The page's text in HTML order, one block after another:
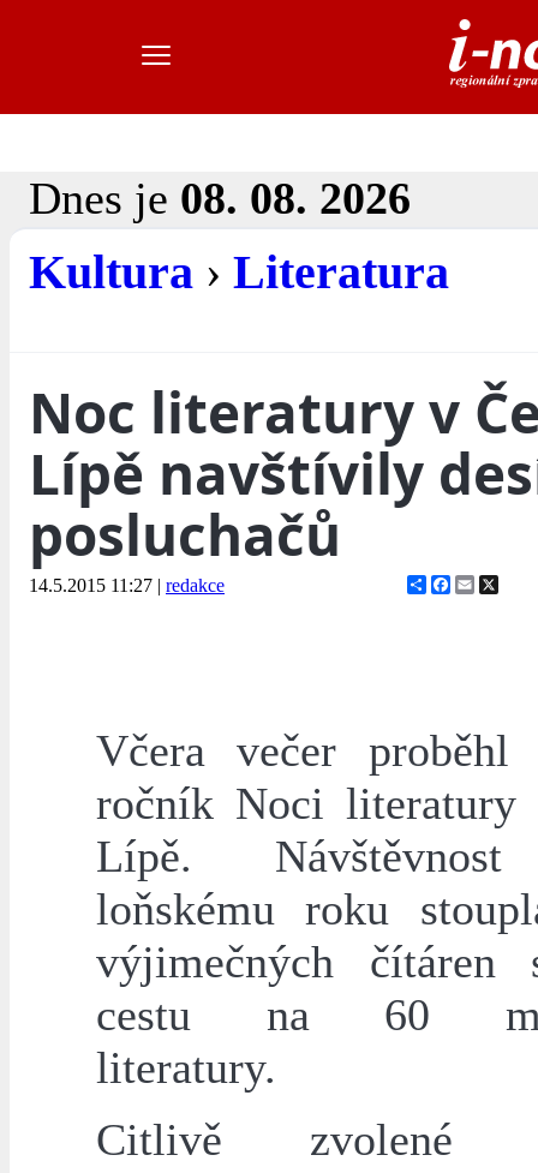
Dnes je 08. 08. 2026
Kultura › Literatura
Noc literatury v
Lípě navštívily
posluchačů
14.5.2015 11:27 | redakce ShareFacebook
Email
Včera večer
ročník Noci literatury
Lípě.
loňskému roku
výjimečných čítáren
cestu na 60
literatury.
Citlivě zvolené